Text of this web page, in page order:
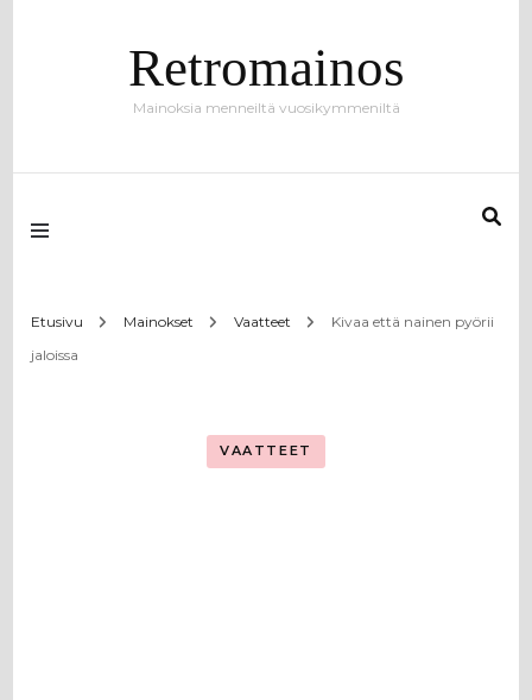
Retromainos
Mainoksia menneiltä vuosikymmeniltä
Etusivu Mainokset Vaatteet
Kivaa että nainen pyörii
jaloissa
VAATTEET